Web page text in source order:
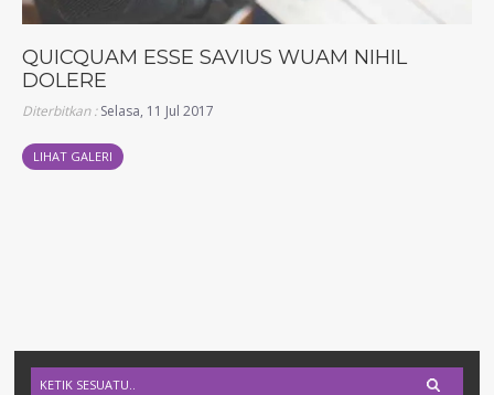
QUICQUAM ESSE SAVIUS WUAM NIHIL
DOLERE
Diterbitkan :Selasa, 11 Jul 2017
LIHAT GALERI